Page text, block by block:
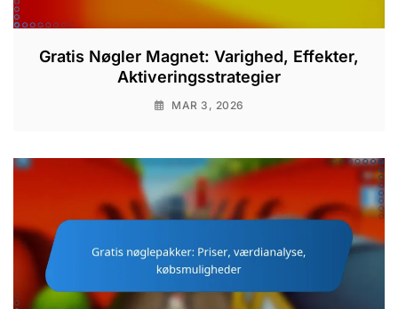
Gratis Nøgler Magnet: Varighed, Effekter,
Aktiveringsstrategier
MAR 3, 2026